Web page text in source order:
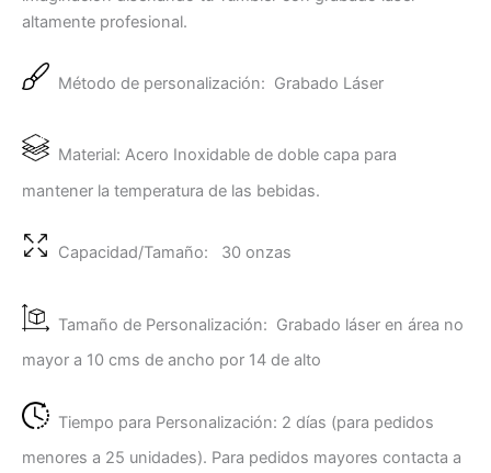
altamente profesional.
Método de personalización: Grabado Láser
Material: Acero Inoxidable de doble capa para
mantener la temperatura de las bebidas.
Capacidad/Tamaño: 30 onzas
Tamaño de Personalización: Grabado láser en área no
mayor a 10 cms de ancho por 14 de alto
Tiempo para Personalización: 2 días (para pedidos
menores a 25 unidades). Para pedidos mayores contacta a